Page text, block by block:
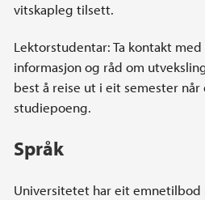
vitskapleg tilsett.
Lektorstudentar: Ta kontakt
informasjon og råd om
best å reise ut i eit semester når
studiepoeng.
Språk
Universitetet har eit emnetilbod